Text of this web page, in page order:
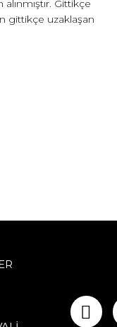
Gittikçe
gittikçe uzaklaşan